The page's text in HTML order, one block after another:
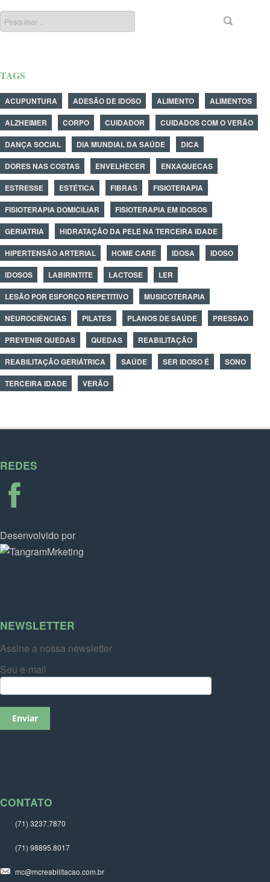
TAGS
ACUPUNTURA ADESÃO DE IDOSO ALIMENTO
ALIMENTOS
ALZHEIMER
CORPO CUIDADOR
CUIDADOS COM O VERÃO
DANÇA SOCIAL
DIA MUNDIAL DA SAÚDE
DICA
DORES NAS COSTAS
ENVELHECER
ENXAQUECAS
ESTRESSE
ESTÉTICA FIBRAS
FISIOTERAPIA
FISIOTERAPIA DOMICILIAR
FISIOTERAPIA EM IDOSOS
GERIATRIA
HIDRATAÇÃO DA PELE NA TERCEIRA IDADE
HIPERTENSÃO ARTERIAL
HOME CARE IDOSA
IDOSO
IDOSOS
LABIRINTITE LACTOSE
LER
LESÃO POR ESFORÇO REPETITIVO
MUSICOTERAPIA
NEUROCIÊNCIAS
PILATES PLANOS DE SAÚDE
PRESSAO
PREVENIR QUEDAS
QUEDAS
REABILITAÇÃO
REABILITAÇÃO GERIÁTRICA
SAÚDE SER IDOSO É
SONO
TERCEIRA IDADE
VERÃO
REDES
Desenvolvido por
NEWSLETTER
Assine a nossa newsletter
Seu e-mail
CONTATO
(71) 3237.7870
(71) 98895.8017
mc@mcreabilitacao.com.br